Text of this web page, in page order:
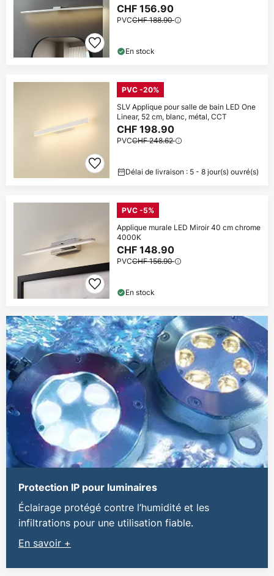
CHF 156.90
PVCCHF 188.90
En stock
PVC -20%
SLV Applique pour salle de bain LED One
Linear, 52 cm, blanc, métal, CCT
CHF 198.90
PVCCHF 248.62
Délai de livraison : 5 - 8 jour(s) ouvré(s)
PVC -5%
Applique murale LED Miroir 40 cm chrome
4000K
CHF 148.90
PVCCHF 156.90
En stock
Protection IP pour luminaires
Éclairage protégé contre l’humidité et les
infiltrations pour une utilisation fiable.
En savoir +